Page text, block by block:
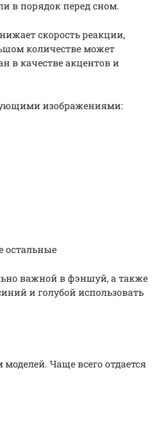
в порядок перед сном.
скорость реакции,
количестве может
в качестве акцентов и
изображениями:
остальные
важной в фэншуй, а также
и голубой использовать
Чаще всего отдается